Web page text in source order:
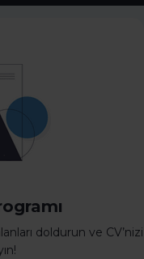
doldurun ve CV’nizi